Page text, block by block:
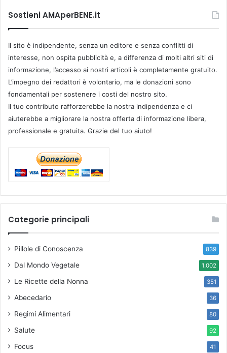
Sostieni AMAperBENE.it
Il sito è indipendente, senza un editore e senza conflitti di
interesse, non ospita pubblicità e, a differenza di molti altri siti di
informazione, l’accesso ai nostri articoli è completamente gratuito.
L’impegno dei redattori è volontario, ma le donazioni sono
fondamentali per sostenere i costi del nostro sito.
Il tuo contributo rafforzerebbe la nostra indipendenza e ci
aiuterebbe a migliorare la nostra offerta di informazione libera,
professionale e gratuita. Grazie del tuo aiuto!
Categorie principali
Pillole di Conoscenza 839
Dal Mondo Vegetale 1.002
Le Ricette della Nonna 351
Abecedario 36
Regimi Alimentari 80
Salute 92
Focus 41